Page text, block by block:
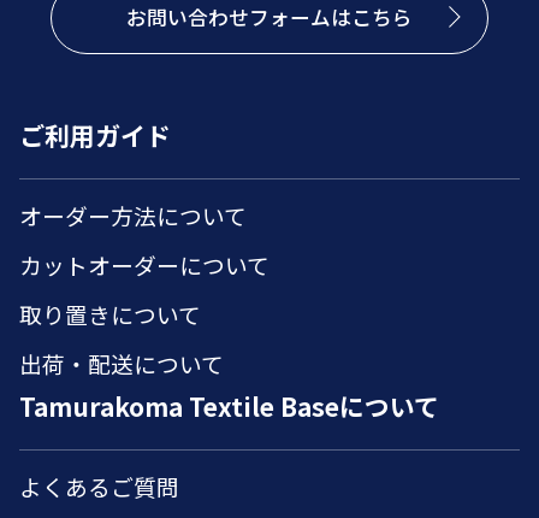
お問い合わせフォームはこちら
ご利用ガイド
オーダー方法について
カットオーダーについて
取り置きについて
出荷・配送について
Tamurakoma Textile Baseについて
よくあるご質問